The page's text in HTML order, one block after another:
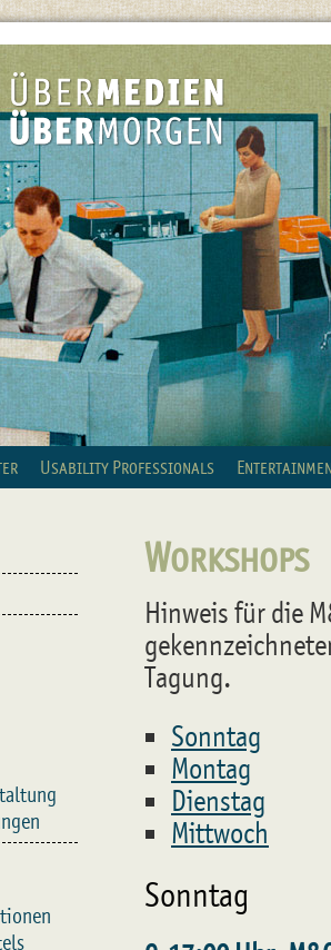
Usability Professionals
Workshops
Hinweis für die
Tagung.
Sonntag
Montag
Dienstag
Mittwoch
Sonntag